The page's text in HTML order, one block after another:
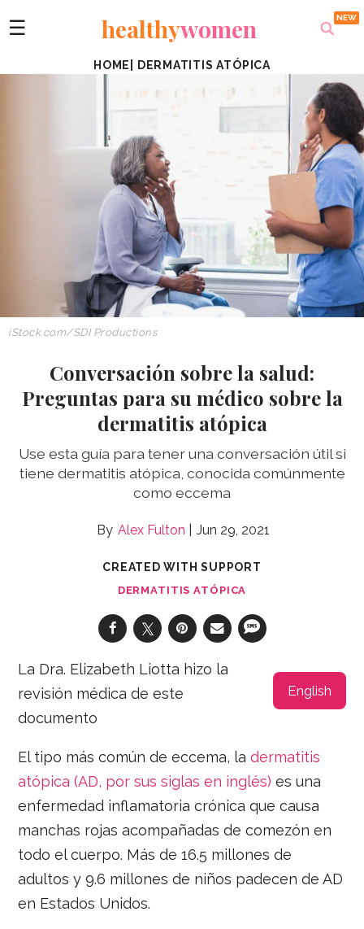
☰ healthywomen
HOME DERMATITIS ATÓPICA
iStock.com/SDI Productions
Conversación sobre la salud:
Preguntas para su médico sobre la
dermatitis atópica
Use esta guía para tener una conversación útil si
tiene dermatitis atópica, conocida comúnmente
como eccema
Alex Fulton Jun 29, 2021
CREATED WITH SUPPORT
DERMATITIS ATÓPICA
English
La Dra. Elizabeth Liotta hizo la
revisión médica de este
documento
El tipo más común de eccema, ladermatitis
atópica (AD, por sus siglas en inglés) es una
enfermedad inflamatoria crónica que causa
manchas rojas acompañadas de comezón en
todo el cuerpo. Más de 16.5 millones de
adultos y 9.6 millones de niños padecen de AD
en Estados Unidos.